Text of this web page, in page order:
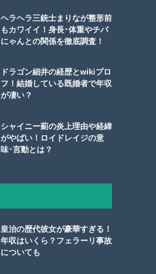
ヘラヘラ三銃士まりなが整形前
もカワイイ！身長･体重やチバ
にゃんとの関係を徹底調査！
ドラゴン細井の経歴とwikiプロ
フ！結婚している既婚者で年収
が凄い？
シャイニー薊の炎上理由や経緯
がやばい！ロイドレイジの意
味･言動とは？
皇治の歴代彼女が豪華すぎる！
年収はいくら？フェラーリ事故
についても